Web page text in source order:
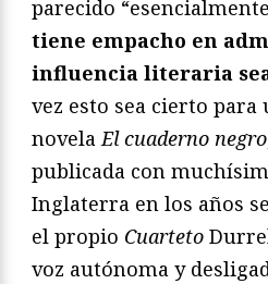
parecido
tiene empacho en
influencia literaria
vez esto sea cierto para
novelaEl cuaderno negro
publicada con
Inglaterra en los años
el propio Cuarteto
voz autónoma y